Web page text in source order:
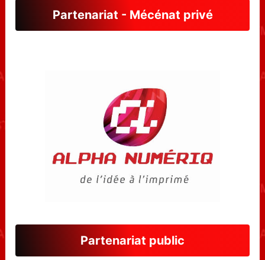
Partenariat - Mécénat privé
Partenariat public